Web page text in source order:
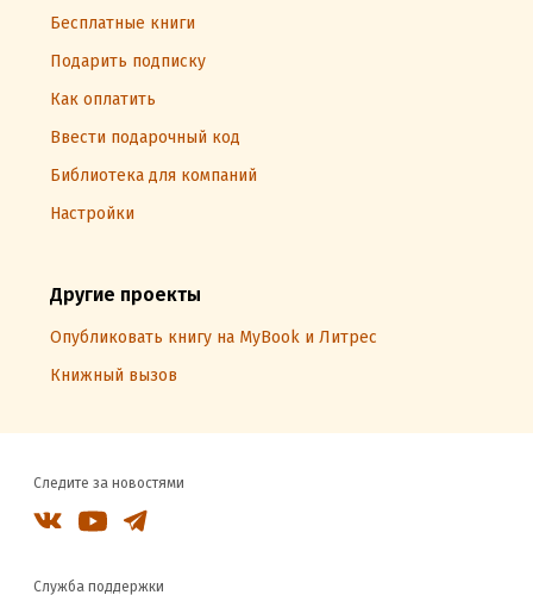
Бесплатные книги
Подарить подписку
Как оплатить
Ввести подарочный код
Библиотека для компаний
Настройки
Другие проекты
Опубликовать книгу на MyBook и Литрес
Книжный вызов
Следите за новостями
Служба поддержки